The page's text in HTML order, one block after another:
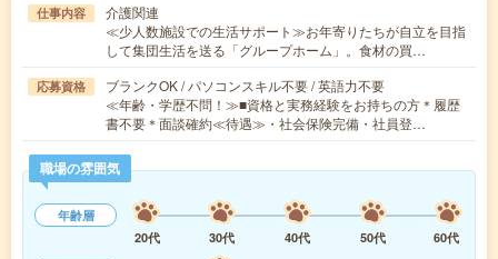
仕事内容
介護関連
≪少人数施設での生活サポート≫お年寄りたちが自立を目指
して集団生活を送る「グループホーム」。食材の買…
応募資格
ブランクOK / パソコンスキル不要 / 英語力不要
≪年齢・学歴不問！≫■資格と実務経験をお持ちの方＊履歴
書不要＊面談確約≪待遇≫・社会保険完備・社員登…
職場の雰囲気
年齢層
20代
30代 40代 50代
60代